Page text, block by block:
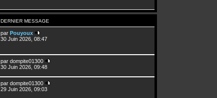
DERNIER MESSAGE
parPouyoux
30 Juin 2026, 08:47
pardompite01300
30 Juin 2026, 09:48
pardompite01300
29 Juin 2026, 09:03